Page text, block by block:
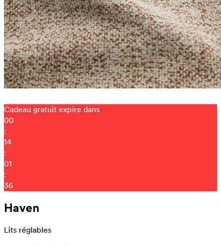
Cadeau gratuit expire dans
00
:
14
:
01
:
28
Haven
Lits réglables